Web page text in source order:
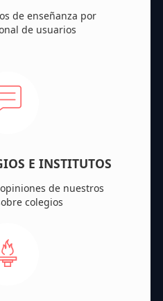
de enseñanza por
de usuarios
E INSTITUTOS
de nuestros
colegios